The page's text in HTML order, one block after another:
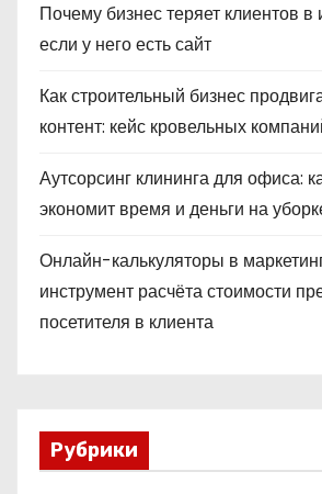
Почему бизнес теряет клиентов в
если у него есть сайт
Как строительный бизнес
контент: кейс кровельных
Аутсорсинг клининга для офиса:
экономит время и деньги на
Онлайн-калькуляторы в
инструмент расчёта стоимости
посетителя в клиента
Рубрики